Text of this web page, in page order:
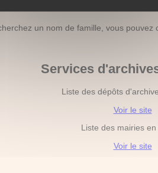
un nom de famille, vous pouvez
Services
Liste des dépôts
Voir le site
Liste des mairies
Voir le site